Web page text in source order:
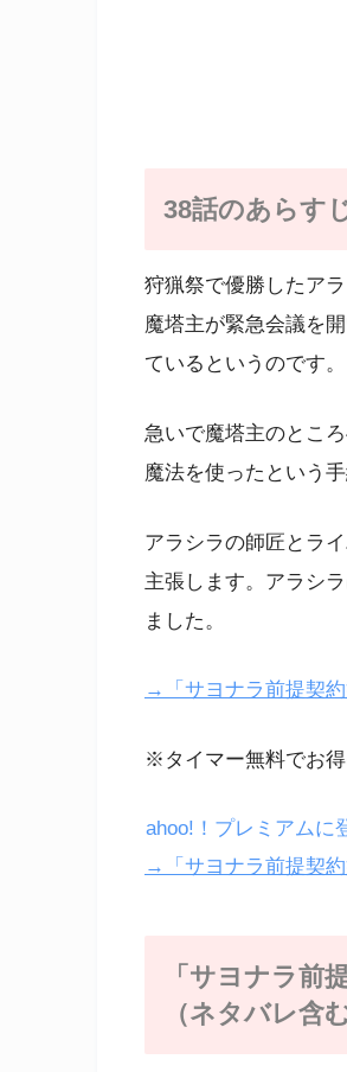
38話のあらす
狩猟祭で優勝したア
魔塔主が緊急会議を
ているというのです。
急いで魔塔主のとこ
魔法を使ったという
アラシラの師匠とラ
主張します。アラシ
ました。
→「サヨナラ前提契
※タイマー無料でお得
ahoo!！プレミアムに
→「サヨナラ前提契
「サヨナラ前
（ネタバレ含